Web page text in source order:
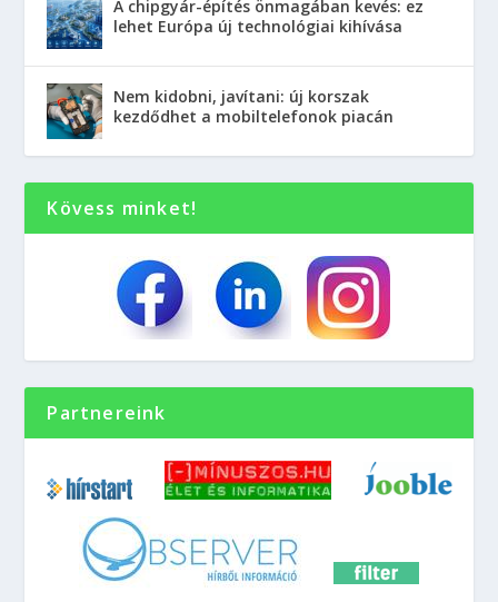
A chipgyár-építés önmagában kevés: ez
lehet Európa új technológiai kihívása
Nem kidobni, javítani: új korszak
kezdődhet a mobiltelefonok piacán
Kövess minket!
Partnereink